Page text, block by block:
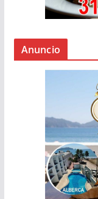
Anuncio